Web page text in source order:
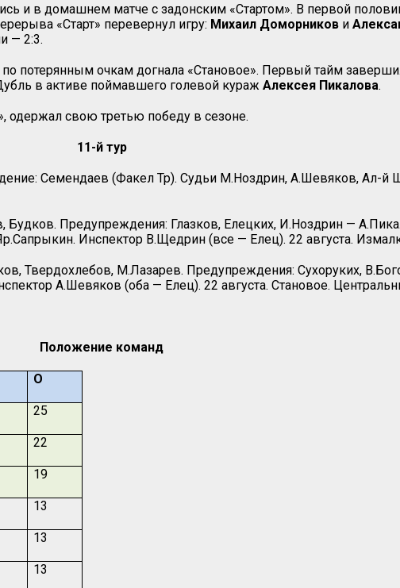
и в домашнем матче с задонским «Стартом». В первой
«Старт» перевернул игру: Михаил Доморников и
— 2:3.
потерянным очкам догнала «Становое». Первый тайм
в активе поймавшего голевой кураж Алексея Пикалова.
одержал свою третью победу в сезоне.
11-й тур
Семендаев (Факел Тр). Судьи М.Ноздрин, А.Шевяков, Ал-й
Предупреждения: Глазков, Елецких, И.Ноздрин —
Инспектор В.Щедрин (все — Елец). 22 августа.
Твердохлебов, М.Лазарев. Предупреждения: Сухоруких,
А.Шевяков (оба — Елец). 22 августа. Становое.
Положение команд
О
25
22
19
13
13
13